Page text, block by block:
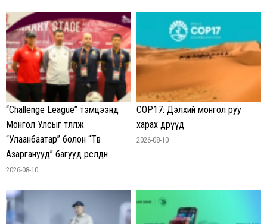
“Challenge League” тэмцээнд
Монгол Улсыг төлөөлж
“Улаанбаатар” болон “Төв
Азарганууд” багууд өрсөлдөнө
2026-08-10
COP17: Дэлхий монгол руу
харах өдрүүд
2026-08-10